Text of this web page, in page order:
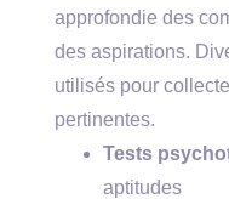
approfondie des
des aspirations.
utilisés pour
pertinentes.
Tests
aptitudes